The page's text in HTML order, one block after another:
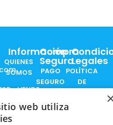
Información
QUIENES
SOMOS
- VENDE
Compra
Segura
PAGO
SEGURO
NACIONALES
Legales
POLÍTICA
DE
POLÍTICAS
web utiliza